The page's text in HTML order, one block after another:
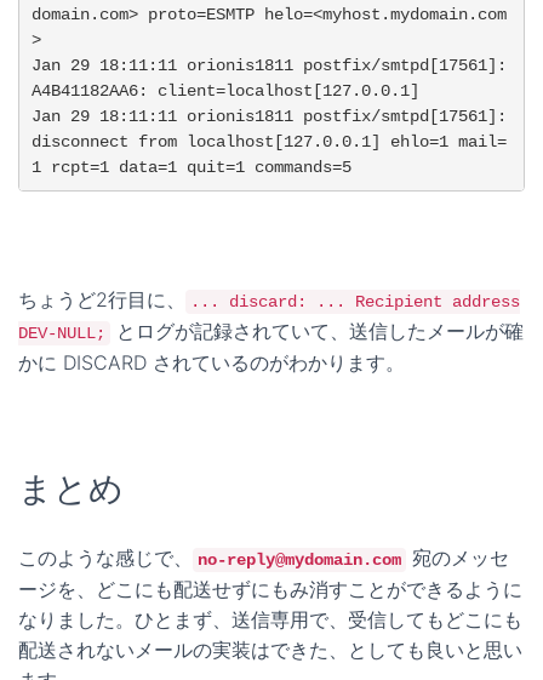
domain.com> proto=ESMTP helo=<myhost.mydomain.com
>
Jan 29 18:11:11 orionis1811 postfix/smtpd[17561]:
A4B41182AA6: client=localhost[127.0.0.1]
Jan 29 18:11:11 orionis1811 postfix/smtpd[17561]:
disconnect from localhost[127.0.0.1] ehlo=1 mail=
1 rcpt=1 data=1 quit=1 commands=5
ちょうど2行目に、
... discard: ... Recipient address
DEV-NULL;
とログが記録されていて、送信したメールが確
かに DISCARD されているのがわかります。
まとめ
このような感じで、 no-reply@mydomain.com 宛のメッセ
ージを、どこにも配送せずにもみ消すことができるように
なりました。ひとまず、送信専用で、受信してもどこにも
配送されないメールの実装はできた、としても良いと思い